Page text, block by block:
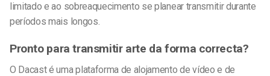
limitado e ao sobreaquecimento se planear transmitir durante
períodos mais longos.
Pronto paratransmitir arte da forma correcta?
O Dacast é uma plataforma de alojamento de vídeo e de